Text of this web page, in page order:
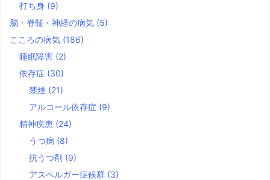
打ち身 (9)
脳・脊髄・神経の病気 (5)
こころの病気 (186)
睡眠障害 (2)
依存症 (30)
禁煙 (21)
アルコール依存症 (9)
精神疾患 (24)
うつ病 (8)
抗うつ剤 (9)
アスペルガー症候群 (3)